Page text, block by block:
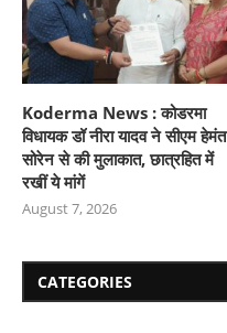
Koderma News : कोडरमा
विधायक डॉ नीरा यादव ने सीएम हेमंत
सोरेन से की मुलाकात, छात्रहित में
रखीं ये मांगें
August 7, 2026
CATEGORIES